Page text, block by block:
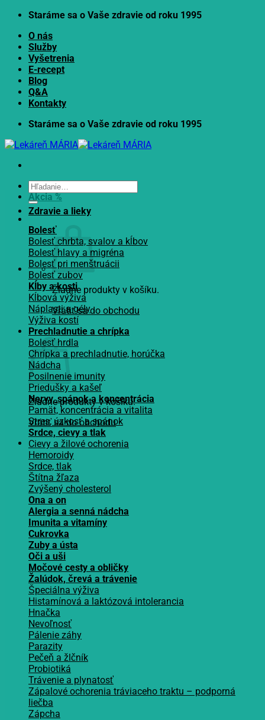
Skip
content
Staráme sa o Vaše zdravie od roku 1995
O nás
Služby
Vyšetrenia
E-recept
Blog
Q&A
Kontakty
Staráme sa o Vaše zdravie od roku 1995
Hľadať:
Žiadne produkty v košíku.
Vrátiť sa do obchodu
Košík
Žiadne produkty v košíku.
Vrátiť sa do obchodu
Akcia %
Zdravie a lieky
Bolesť
Bolesť chrbta, svalov a kĺbov
Bolesť hlavy a migréna
Bolesť pri menštruácii
Bolesť zubov
Kĺby a kosti
Kĺbová výživa
Náplasti a gély
Výživa kostí
Prechladnutie a chrípka
Bolesť hrdla
Chrípka a prechladnutie, horúčka
Nádcha
Posilnenie imunity
Priedušky a kašeľ
Nervy, spánok a koncentrácia
Pamät, koncentrácia a vitalita
Stres, úzkosť a spánok
Srdce, cievy a tlak
Cievy a žilové ochorenia
Hemoroidy
Srdce, tlak
Štítna žľaza
Zvýšený cholesterol
Ona a on
Alergia a senná nádcha
Imunita a vitamíny
Cukrovka
Zuby a ústa
Oči a uši
Močové cesty a obličky
Žalúdok, črevá a trávenie
Špeciálna výživa
Histamínová a laktózová intolerancia
Hnačka
Nevoľnosť
Pálenie záhy
Parazity
Pečeň a žlčník
Probiotiká
Trávenie a plynatosť
Zápalové ochorenia tráviaceho traktu – podporná
liečba
Zápcha